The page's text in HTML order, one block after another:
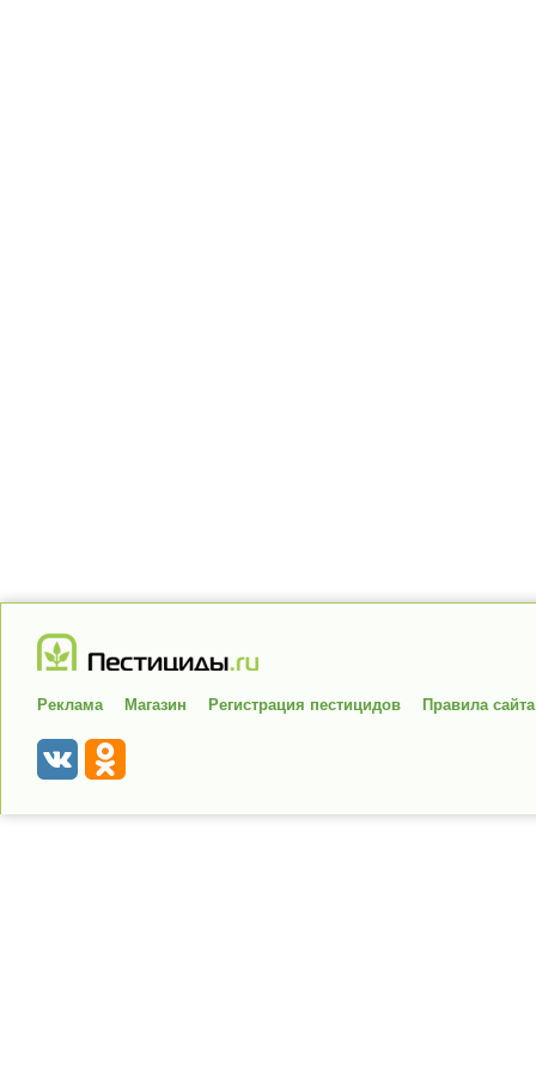
Реклама Магазин Регистрация пестицидов Правила сайта